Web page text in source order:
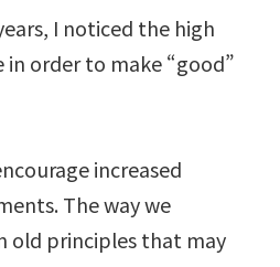
I noticed the high
order to make “good”
increased
The way we
old principles that may